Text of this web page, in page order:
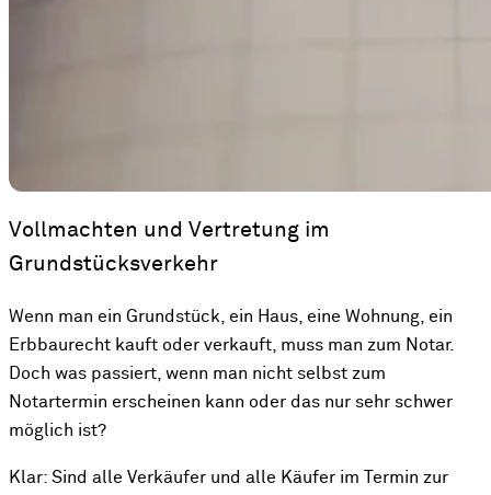
Vollmachten und Vertretung im
Grundstücksverkehr
Wenn man ein Grundstück, ein Haus, eine Wohnung, ein
Erbbaurecht kauft oder verkauft, muss man zum Notar.
Doch was passiert, wenn man nicht selbst zum
Notartermin erscheinen kann oder das nur sehr schwer
möglich ist?
Klar: Sind alle Verkäufer und alle Käufer im Termin zur